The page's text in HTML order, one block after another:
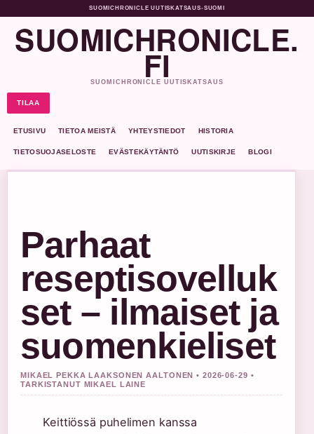
SUOMICHRONICLE UUTISKATSAUS•SUOMI
SUOMICHRONICLE.
FI
SUOMICHRONICLE UUTISKATSAUS
TILAA
ETUSIVU TIETOA MEISTÄ YHTEYSTIEDOT HISTORIA
TIETOSUOJASELOSTE EVÄSTEKÄYTÄNTÖ UUTISKIRJE BLOGI
Parhaat
reseptisovelluk
set – ilmaiset ja
suomenkieliset
MIKAEL PEKKA LAAKSONEN AALTONEN • 2026-06-29 •
TARKISTANUT MIKAEL LAINE
Keittiössä puhelimen kanssa